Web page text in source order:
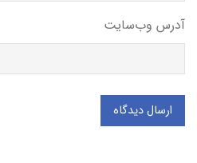
آدرس وب‌سایت
ارسال دیدگاه